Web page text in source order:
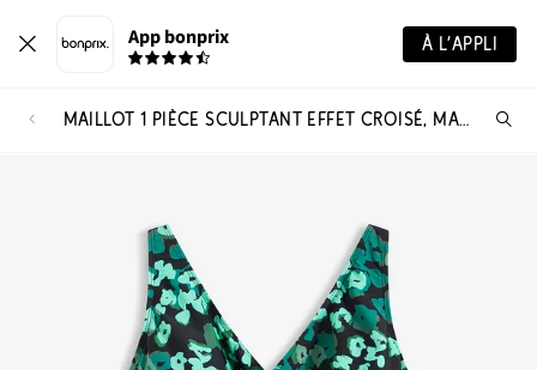
App bonprix À L’APPLI
MAILLOT 1 PIÈCE SCULPTANT EFFET CROISÉ, MAINTIEN MODÉRÉ